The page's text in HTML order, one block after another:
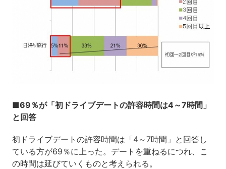
■69％が「初ドライブデートの許容時間は4～7時間」
と回答
初ドライブデートの許容時間は「4～7時間」と回答し
ている方が69％に上った。デートを重ねるにつれ、こ
の時間は延びていくものと考えられる。